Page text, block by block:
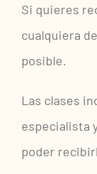
Si quieres
cualquiera
posible.
Las clases
especialista
poder